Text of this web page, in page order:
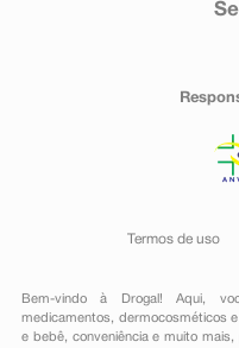
Termos de uso
Bem-vindo à Drogal! Aqui,
medicamentos , dermocosméticos
e bebê, conveniênciae muito mais,